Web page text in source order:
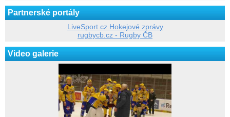
Partnerské portály
LiveSport.cz Hokejové zprávy
rugbycb.cz - Rugby ČB
Video galerie